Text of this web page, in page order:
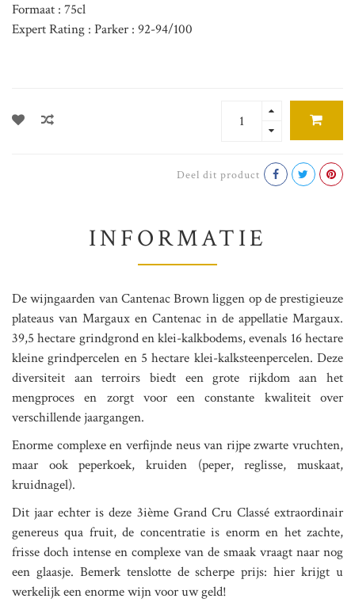
Formaat : 75cl
Expert Rating : Parker : 92-94/100
Deel dit product
INFORMATIE
De wijngaarden van Cantenac Brown liggen op de prestigieuze
plateaus van Margaux en Cantenac in de appellatie Margaux.
39,5 hectare grindgrond en klei-kalkbodems, evenals 16 hectare
kleine grindpercelen en 5 hectare klei-kalksteenpercelen. Deze
diversiteit aan terroirs biedt een grote rijkdom aan het
mengproces en zorgt voor een constante kwaliteit over
verschillende jaargangen.
Enorme complexe en verfijnde neus van rijpe zwarte vruchten,
maar ook peperkoek, kruiden (peper, reglisse, muskaat,
kruidnagel).
Dit jaar echter is deze 3ième Grand Cru Classé extraordinair
genereus qua fruit, de concentratie is enorm en het zachte,
frisse doch intense en complexe van de smaak vraagt naar nog
een glaasje. Bemerk tenslotte de scherpe prijs: hier krijgt u
werkelijk een enorme wijn voor uw geld!